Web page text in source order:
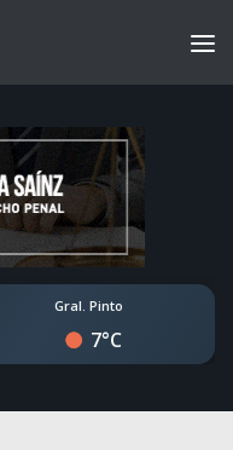
Gral. Pinto
7°C